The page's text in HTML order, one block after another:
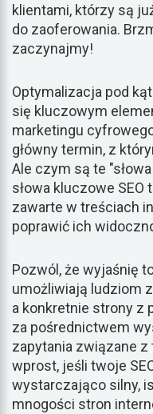
klientami, którzy są
do zaoferowania.
zaczynajmy!
Optymalizacja pod
się kluczowym
marketingu
główny termin, z
Ale czym są te
słowa kluczowe
zawarte w treściach
poprawić ich
Pozwól, że wyjaśnię
umożliwiają ludziom
a konkretnie strony z
za pośrednictwem
zapytania związane
wprost, jeśli twoje
wystarczająco silny,
mnogości stron